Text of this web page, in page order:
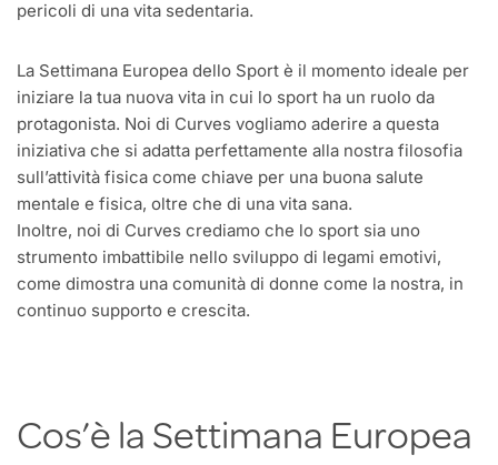
pericoli di una vita sedentaria.
La Settimana Europea dello Sport è il momento ideale per
iniziare la tua nuova vita in cui lo sport ha un ruolo da
protagonista. Noi di Curves vogliamo aderire a questa
iniziativa che si adatta perfettamente alla nostra filosofia
sull’attività fisica come chiave per una buona salute
mentale e fisica, oltre che di una vita sana.
Inoltre, noi di Curves crediamo che lo sport sia uno
strumento imbattibile nello sviluppo di legami emotivi,
come dimostra una comunità di donne come la nostra, in
continuo supporto e crescita.
Cos’è la Settimana Europea